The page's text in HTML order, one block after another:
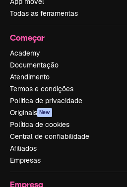
Todas as ferramentas
Começar
Academy
Documentação
Atendimento
Termos e condições
Política de privacidade
Originais New
Política de cookies
Central de confiabilidade
Afiliados
Empresas
Empresa